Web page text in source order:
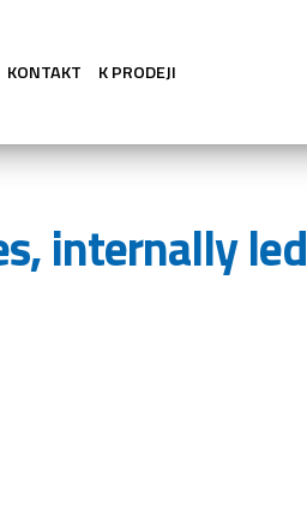
internally led
KONTAKT K PRODEJI